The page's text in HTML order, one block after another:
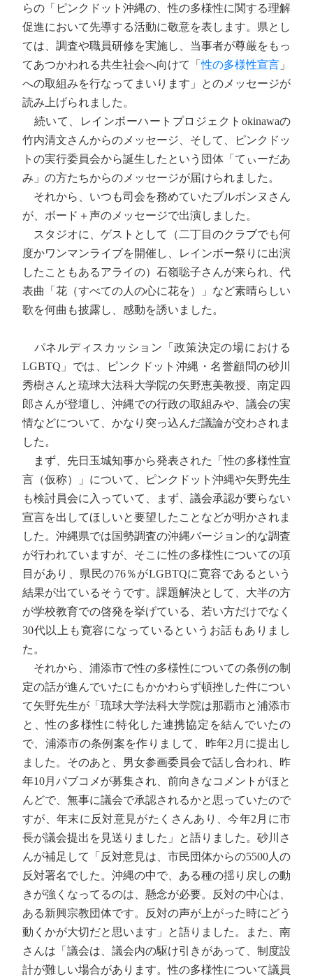
らの「ピンクドット沖縄の、性の多様性に関する理解
促進において先導する活動に敬意を表します。県とし
ては、調査や職員研修を実施し、当事者が尊厳をもっ
てあつかわれる共生社会へ向けて「性の多様性宣言 」
への取組みを行なってまいります」とのメッセージが
読み上げられました。
続いて、レインボーハートプロジェクトokinawaの
竹内清文さんからのメッセージ、そして、ピンクドッ
トの実行委員会から誕生したという団体「てぃーだあ
み」の方たちからのメッセージが届けられました。
それから、いつも司会を務めていたブルボンヌさん
が、ボード＋声のメッセージで出演しました。
スタジオに、ゲストとして（二丁目のクラブでも何
度かワンマンライブを開催し、レインボー祭りに出演
したこともあるアライの）石嶺聡子さんが来られ、代
表曲「花（すべての人の心に花を）」など素晴らしい
歌を何曲も披露し、感動を誘いました。
パネルディスカッション「政策決定の場における
LGBTQ」では、ピンクドット沖縄・名誉顧問の砂川
秀樹さんと琉球大法科大学院の矢野恵美教授、南定四
郎さんが登壇し、沖縄での行政の取組みや、議会の実
情などについて、かなり突っ込んだ議論が交わされま
した。
まず、先日玉城知事から発表された「性の多様性宣
言（仮称）」について、ピンクドット沖縄や矢野先生
も検討員会に入っていて、まず、議会承認が要らない
宣言を出してほしいと要望したことなどが明かされま
した。沖縄県では国勢調査の沖縄バージョン的な調査
が行われていますが、そこに性の多様性についての項
目があり、県民の76％がLGBTQに寛容であるという
結果が出ているそうです。課題解決として、大半の方
が学校教育での啓発を挙げている、若い方だけでなく
30代以上も寛容になっているというお話もありまし
た。
それから、浦添市で性の多様性についての条例の制
定の話が進んでいたにもかかわらず頓挫した件につい
て矢野先生が「琉球大学法科大学院は那覇市と浦添市
と、性の多様性に特化した連携協定を結んでいたの
で、浦添市の条例案を作りまして、昨年2月に提出し
ました。そのあと、男女参画委員会で話し合われ、昨
年10月パブコメが募集され、前向きなコメントがほと
んどで、無事に議会で承認されるかと思っていたので
すが、年末に反対意見がたくさんあり、今年2月に市
長が議会提出を見送りました」と語りました。砂川さ
んが補足して「反対意見は、市民団体からの5500人の
反対署名でした。沖縄の中で、ある種の揺り戻しの動
きが強くなってるのは、懸念が必要。反対の中心は、
ある新興宗教団体です。反対の声が上がった時にどう
動くかが大切だと思います」と語りました。また、南
さんは「議会は、議会内の駆け引きがあって、制度設
計が難しい場合があります。性の多様性について議員